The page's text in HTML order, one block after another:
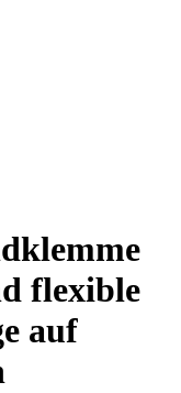
flexible
auf